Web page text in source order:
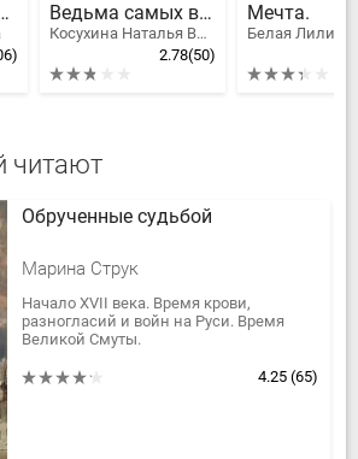
встречного Ведьма самых вредных правил
Косухина Наталья Викторовна, Ковальди Анна Георгиевна
2.78(50)
Мечта.
Белая Лилия
читают
Обрученные судьбой
Марина Струк
Начало XVII века. Время крови,
разногласий и войн на Руси. Время
Великой Смуты.
литовского шляхтича Владислава4.25 (65)